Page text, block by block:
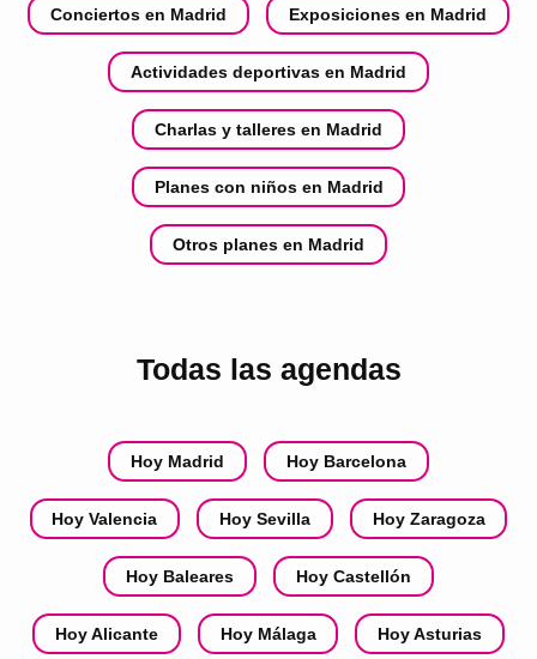
Conciertos en Madrid Exposiciones en Madrid
Actividades deportivas en Madrid
Charlas y talleres en Madrid
Planes con niños en Madrid
Otros planes en Madrid
Todas las agendas
Hoy Madrid Hoy Barcelona
Hoy Valencia Hoy Sevilla Hoy Zaragoza
Hoy Baleares Hoy Castellón
Hoy Alicante Hoy Málaga Hoy Asturias